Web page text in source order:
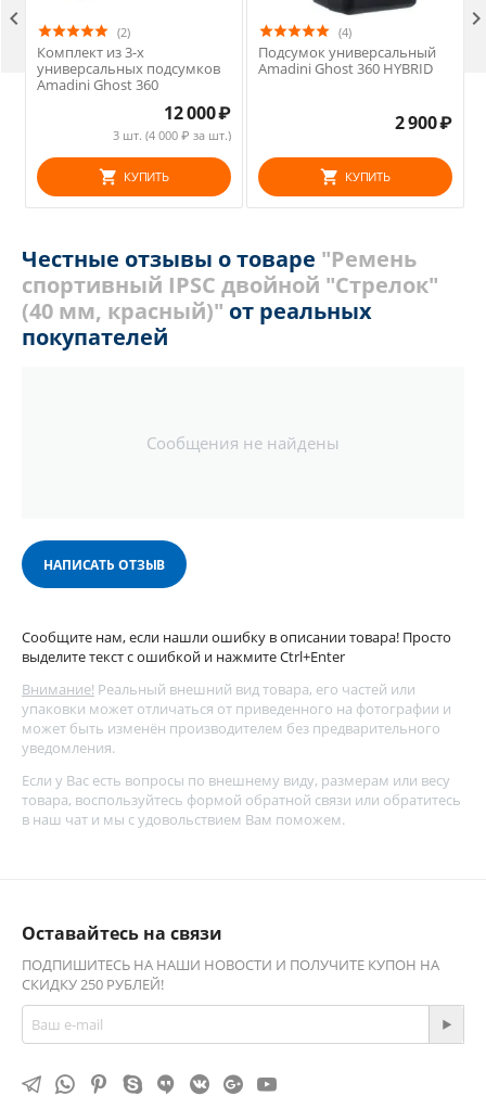
(2)
Комплект из 3-х
универсальных подсумков
Amadini Ghost 360
12 000₽
3 шт. (4 000 ₽ за шт.)
КУПИТЬ
(4)
Подсумок универсальный
Amadini Ghost 360 HYBRID
2 900₽
КУПИТЬ

Честные отзывы о товаре "Ремень
спортивный IPSC двойной "Стрелок"
(40 мм, красный)" от реальных
покупателей
Сообщения не найдены
НАПИСАТЬ ОТЗЫВ
Сообщите нам, если нашли ошибку в описании товара! Просто
выделите текст с ошибкой и нажмите Ctrl+Enter
Внимание! Реальный внешний вид товара, его частей или
упаковки может отличаться от приведенного на фотографии и
может быть изменён производителем без предварительного
уведомления.
Если у Вас есть вопросы по внешнему виду, размерам или весу
товара, воспользуйтесь формой обратной связи или обратитесь
в наш чат и мы с удовольствием Вам поможем.
Оставайтесь на связи
ПОДПИШИТЕСЬ НА НАШИ НОВОСТИ И ПОЛУЧИТЕ КУПОН НА
СКИДКУ 250 РУБЛЕЙ!